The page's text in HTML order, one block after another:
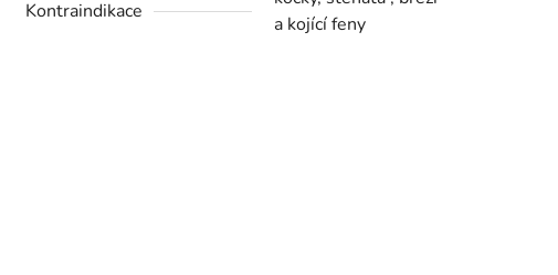
Kontraindikace
a kojící feny